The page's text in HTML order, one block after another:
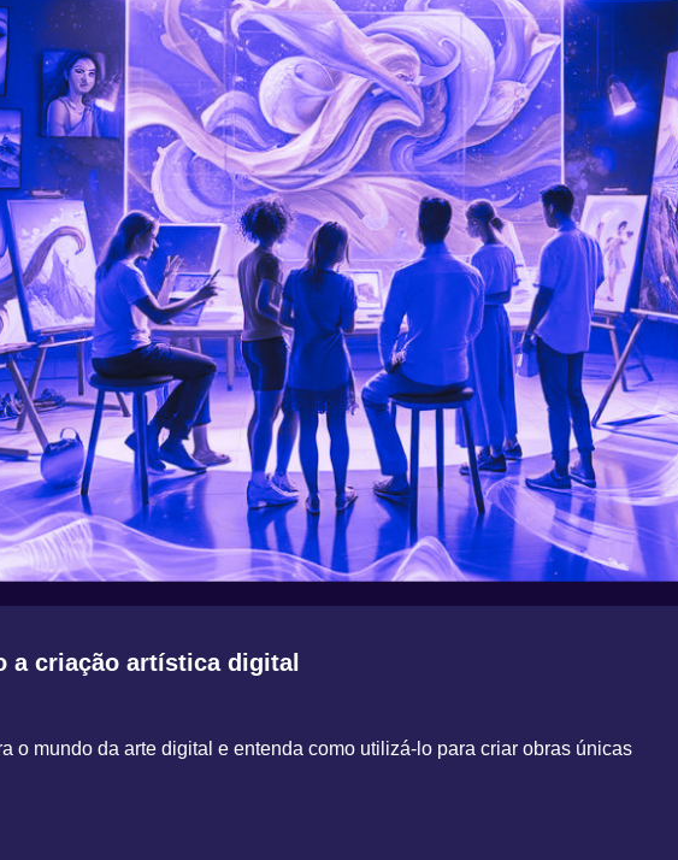
a criação artística digital
o mundo da arte digital e entenda como utilizá-lo para criar obras únicas